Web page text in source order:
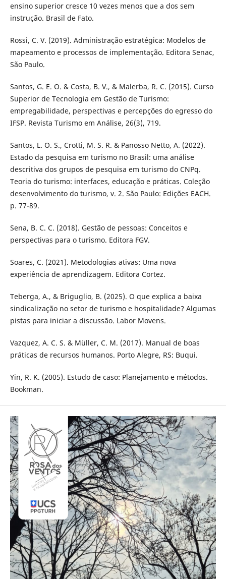
ensino superior cresce 10 vezes menos que a dos sem
instrução. Brasil de Fato.
Rossi, C. V. (2019). Administração estratégica: Modelos de
mapeamento e processos de implementação. Editora Senac,
São Paulo.
Santos, G. E. O. & Costa, B. V., & Malerba, R. C. (2015). Curso
Superior de Tecnologia em Gestão de Turismo:
empregabilidade, perspectivas e percepções do egresso do
IFSP. Revista Turismo em Análise, 26(3), 719.
Santos, L. O. S., Crotti, M. S. R. & Panosso Netto, A. (2022).
Estado da pesquisa em turismo no Brasil: uma análise
descritiva dos grupos de pesquisa em turismo do CNPq.
Teoria do turismo: interfaces, educação e práticas. Coleção
desenvolvimento do turismo, v. 2. São Paulo: Edições EACH.
p. 77-89.
Sena, B. C. C. (2018). Gestão de pessoas: Conceitos e
perspectivas para o turismo. Editora FGV.
Soares, C. (2021). Metodologias ativas: Uma nova
experiência de aprendizagem. Editora Cortez.
Teberga, A., & Briguglio, B. (2025). O que explica a baixa
sindicalização no setor de turismo e hospitalidade? Algumas
pistas para iniciar a discussão. Labor Movens.
Vazquez, A. C. S. & Müller, C. M. (2017). Manual de boas
práticas de recursos humanos. Porto Alegre, RS: Buqui.
Yin, R. K. (2005). Estudo de caso: Planejamento e métodos.
Bookman.